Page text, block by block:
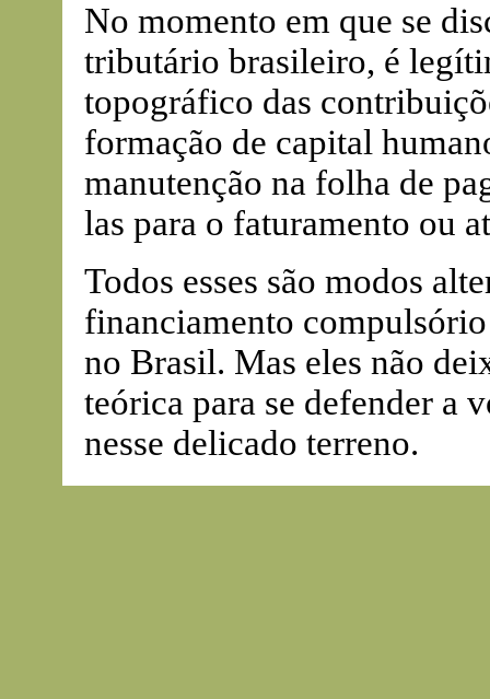
No momento em que se
tributário brasileiro, é
topográfico das
formação de capital
manutenção na folha de
las para o faturamento ou
Todos esses são modos
financiamento
no Brasil. Mas eles não
teórica para se defender a
nesse delicado terreno.